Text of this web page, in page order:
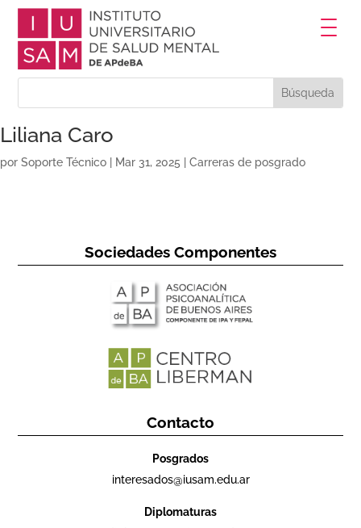
Liliana Caro
por Soporte Técnico Mar 31, 2025 Carreras de posgrado
Sociedades Componentes
Contacto
Posgrados
interesados@iusam.edu.ar
Diplomaturas